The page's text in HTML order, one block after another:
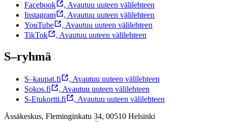
Facebook
, Avautuu uuteen välilehteen
Instagram
, Avautuu uuteen välilehteen
YouTube
, Avautuu uuteen välilehteen
TikTok
, Avautuu uuteen välilehteen
S–ryhmä
S–kaupat.fi , Avautuu uuteen välilehteen
Sokos.fi
, Avautuu uuteen välilehteen
S-Etukortti.fi
, Avautuu uuteen välilehteen
Ässäkeskus, Fleminginkatu 34, 00510 Helsinki